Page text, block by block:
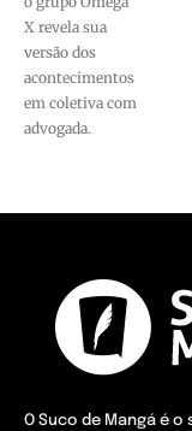
X revela sua
versão dos
acontecimentos
em coletiva com
advogada.
O Suco de Mangá é